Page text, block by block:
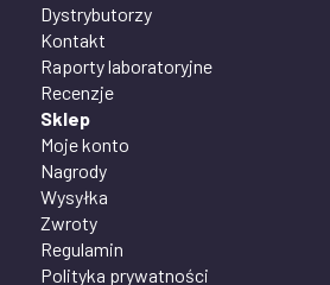
Dystrybutorzy
Kontakt
Raporty laboratoryjne
Recenzje
Sklep
Moje konto
Nagrody
Wysyłka
Zwroty
Regulamin
Polityka prywatności